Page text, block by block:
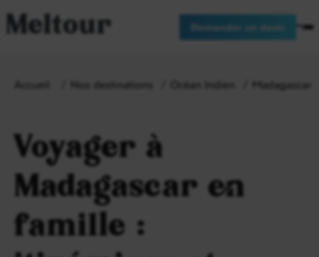
Meltour Demander un devis
Accueil Nos destinations Océan Indien Madagascar
Voyager à
Madagascar en
famille :